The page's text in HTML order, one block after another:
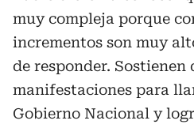
muy compleja porque
incrementos son muy
de responder. Sostienen
manifestaciones para
Gobierno Nacional y